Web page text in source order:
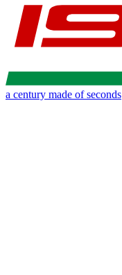
a century made of seconds